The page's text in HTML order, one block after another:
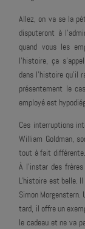
Allez, on va se la
disputeront à
quand vous les
l'histoire, ça
dans l’histoire qu'il
présentement le
employé est
Ces interruptions
William Goldman,
tout à fait
À l'instar des
L'histoire est belle.
Simon Morgenstern.
tard, il offre un
le cadeau et ne va